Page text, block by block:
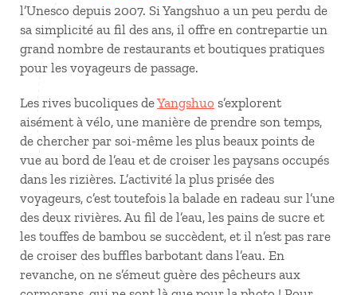
l’Unesco depuis 2007. Si Yangshuo a un peu perdu de
sa simplicité au fil des ans, il offre en contrepartie un
grand nombre de restaurants et boutiques pratiques
pour les voyageurs de passage.
Les rives bucoliques deYangshuo s’explorent
aisément à vélo, une manière de prendre son temps,
de chercher par soi-même les plus beaux points de
vue au bord de l’eau et de croiser les paysans occupés
dans les rizières. L’activité la plus prisée des
voyageurs, c’est toutefois la balade en radeau sur l’une
des deux rivières. Au fil de l’eau, les pains de sucre et
les touffes de bambou se succèdent, et il n’est pas rare
de croiser des buffles barbotant dans l’eau. En
revanche, on ne s’émeut guère des pêcheurs aux